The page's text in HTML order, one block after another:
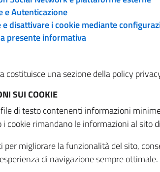
e Autenticazione
e disattivare i cookie mediante
presente informativa
costituisce una sezione della policy
SUI COOKIE
di testo contenenti informazioni
i cookie rimandano le informazioni al sito
per migliorare la funzionalità del sito,
di navigazione sempre ottimale.